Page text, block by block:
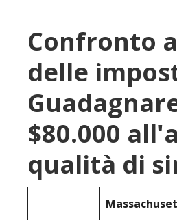
Confronto
delle
$80.000
qualità di